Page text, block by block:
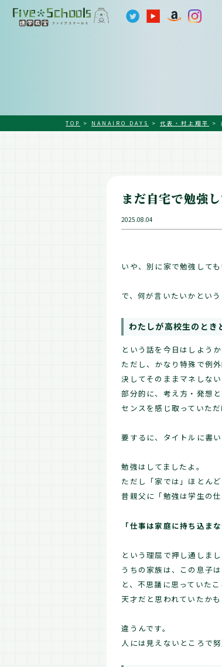
TOP > NANAIRO DAYS > 代表・村上翔平 >
まだ自宅で勉強
2025.08.04
いや、別に家で勉強しても
で、何が言いたいかという
わたしが高校生のとき
という話を今日はしようか
ただし、かなり特殊で例
決してそのままマネしな
部分的に、考え方・発想
センスを感じ取っていただ
要するに、タイトルに書
勉強はしてましたよ。
ただし「家では」ほとんど
昔親父に「勉強は学生の
「仕事は家庭に持ち込まな
という理屈で押し通しまし
うちの家族は、この息子
と、不思議に思っていたこ
天才だと思われていたかも
違うんです。
人には見えないところで